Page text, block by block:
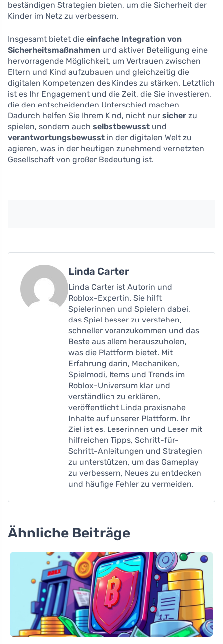
beständigen Strategien bieten, um die Sicherheit der
Kinder im Netz zu verbessern.
Insgesamt bietet die einfache Integration von
Sicherheitsmaßnahmen und aktiver Beteiligung eine
hervorragende Möglichkeit, um Vertrauen zwischen
Eltern und Kind aufzubauen und gleichzeitig die
digitalen Kompetenzen des Kindes zu stärken. Letztlich
ist es Ihr Engagement und die Zeit, die Sie investieren,
die den entscheidenden Unterschied machen.
Dadurch helfen Sie Ihrem Kind, nicht nur sicher zu
spielen, sondern auch selbstbewusst und
verantwortungsbewusst in der digitalen Welt zu
agieren, was in der heutigen zunehmend vernetzten
Gesellschaft von großer Bedeutung ist.
Linda Carter
Linda Carter ist Autorin und
Roblox-Expertin. Sie hilft
Spielerinnen und Spielern dabei,
das Spiel besser zu verstehen,
schneller voranzukommen und das
Beste aus allem herauszuholen,
was die Plattform bietet. Mit
Erfahrung darin, Mechaniken,
Spielmodi, Items und Trends im
Roblox-Universum klar und
verständlich zu erklären,
veröffentlicht Linda praxisnahe
Inhalte auf unserer Plattform. Ihr
Ziel ist es, Leserinnen und Leser mit
hilfreichen Tipps, Schritt-für-
Schritt-Anleitungen und Strategien
zu unterstützen, um das Gameplay
zu verbessern, Neues zu entdecken
und häufige Fehler zu vermeiden.
Ähnliche Beiträge